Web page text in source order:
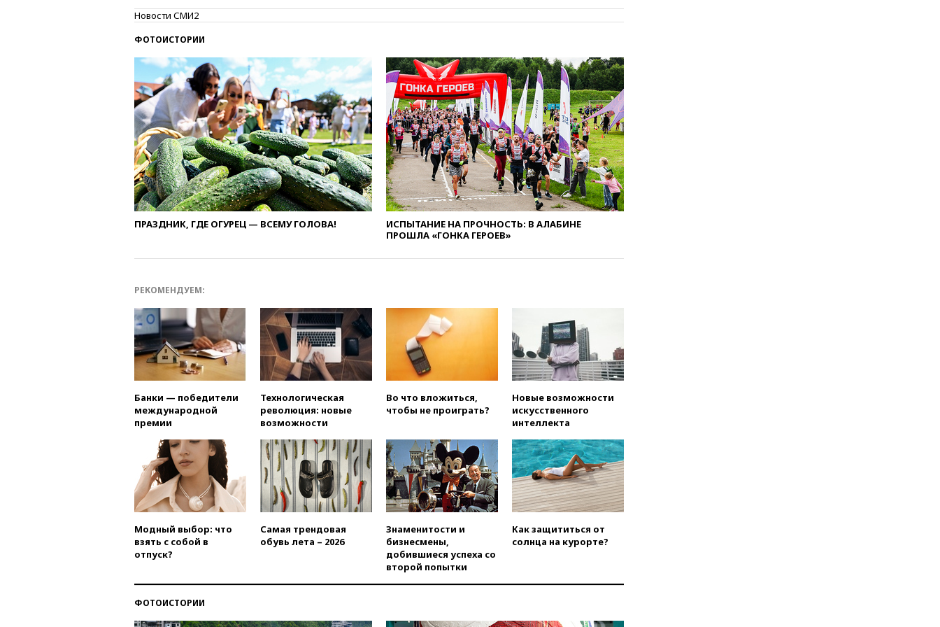
вчера, 20:08По всей Грузии
вчера, 20:00Зеленский связал
дефицит ракет с попыткой
Запада принудить Киев к
уступкам
вчера, 19:45Памфилова: ЦИК
примет беспрецедентные
меры безопасности во время
выборов
вчера, 19:35Памфилова
сообщила об омоложении
партийных списков на выборах
в Госдуму
прокомментировал первый
вчера, 19:15
Памфиловой подготовку к
единому дню голосования
вчера, 18:56Wildberries
отрицает перенос основной
логистики за пределы России
вчера, 18:45Крупнейший
склад маркетплейса Rozetka
сгорел под Киевом
вчера, 18:35Джаред Лето
лишился роли в фильме
Барри Левинсона на фоне
обвинений в насилии
вчера, 18:28Выборы ректора
1 ноября»
вчера, 18:15
Новости СМИ2
ФОТОИСТОРИИ
ПРАЗДНИК, ГДЕ ОГУРЕЦ — ВСЕМУ ГОЛОВА!
ИСПЫТАНИЕ НА ПРОЧНОСТЬ: В АЛАБИНЕ
ПРОШЛА «ГОНКА ГЕРОЕВ»
РЕКОМЕНДУЕМ:
Банки — победители
международной
премии
Технологическая
революция: новые
возможности
Во что вложиться,
чтобы не проиграть?
Новые возможности
искусственного
интеллекта
Модный выбор: что
взять с собой в
отпуск?
Самая трендовая
обувь лета – 2026
Знаменитости и
бизнесмены,
добившиеся успеха со
второй попытки
Как защититься от
солнца на курорте?
ФОТОИСТОРИИ